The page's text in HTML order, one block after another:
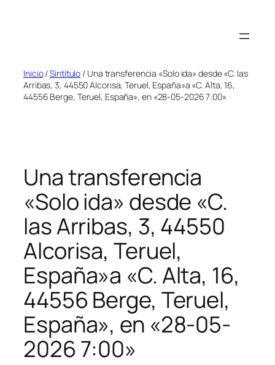
Inicio/Sintítulo / Una transferencia «Solo ida» desde «C. las
Arribas, 3, 44550 Alcorisa, Teruel, España»a «C. Alta, 16,
44556 Berge, Teruel, España», en «28-05-2026 7:00»
Una transferencia
«Solo ida» desde «C.
las Arribas, 3, 44550
Alcorisa, Teruel,
España»a «C. Alta, 16,
44556 Berge, Teruel,
España», en «28-05-
2026 7:00»